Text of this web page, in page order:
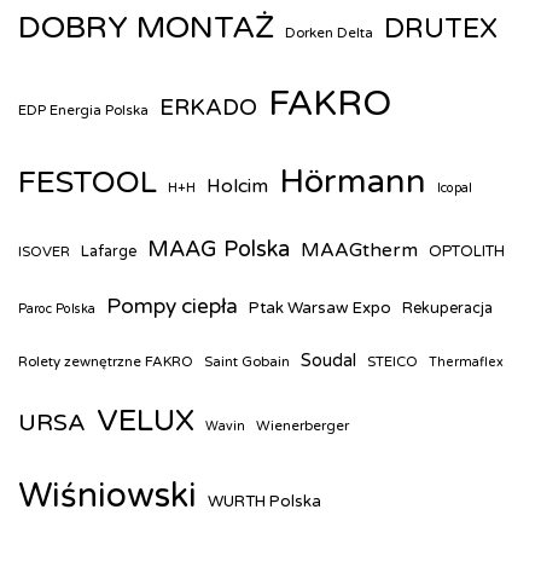
DOBRY MONTAŻ Dorken Delta DRUTEX
EDP Energia Polska ERKADO FAKRO
FESTOOL H+H Holcim Hörmann Icopal
ISOVER Lafarge MAAG Polska MAAGtherm OPTOLITH
Paroc Polska Pompy ciepła Ptak Warsaw Expo Rekuperacja
Rolety zewnętrzne FAKRO Saint Gobain Soudal STEICO Thermaflex
URSA VELUX Wavin Wienerberger
Wiśniowski WURTH Polska